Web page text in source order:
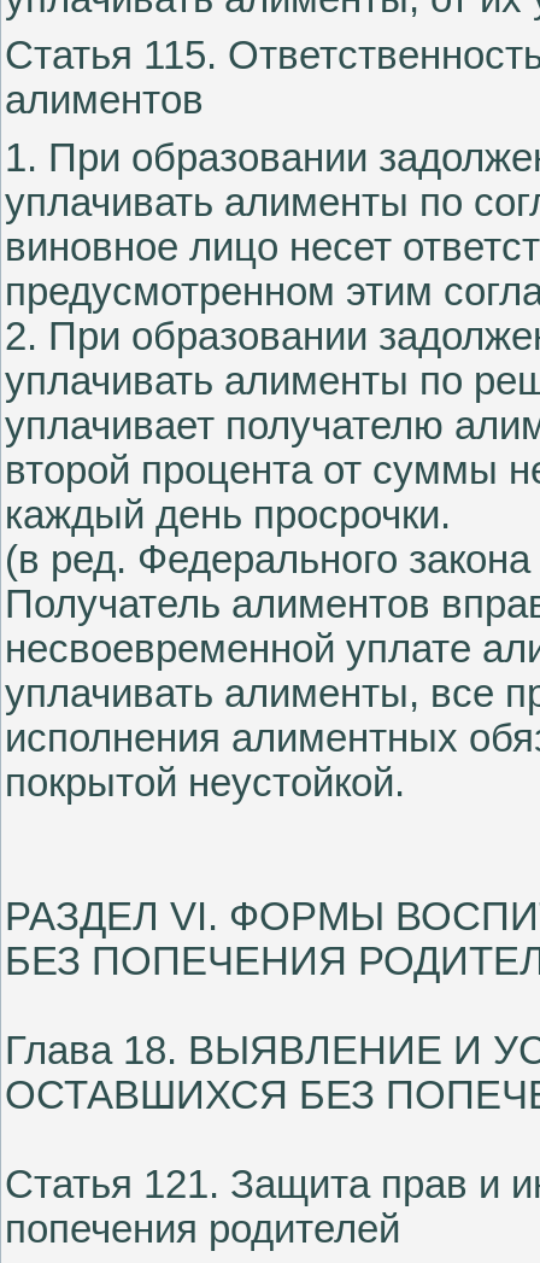
Статья 115.
алиментов
1. При образовании
уплачивать алименты по
виновное лицо несет
предусмотренном этим
2. При образовании
уплачивать алименты по
уплачивает получателю
второй процента от суммы
каждый день просрочки.
(в ред. Федерального
Получатель алиментов
несвоевременной уплате
уплачивать алименты, все
исполнения алиментных
покрытой неустойкой.
РАЗДЕЛ VI. ФОРМЫ
БЕЗ ПОПЕЧЕНИЯ
Глава 18. ВЫЯВЛЕНИЕ И
ОСТАВШИХСЯ БЕЗ
Статья 121. Защита прав и
попечения родителей